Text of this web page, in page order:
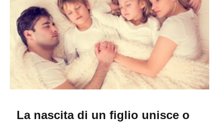
La nascita di un figlio unisce o